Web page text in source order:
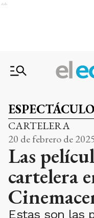
Ads
CARTELERA
20 de febrero de
Las
cartelera
Estas son las